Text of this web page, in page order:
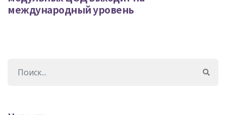
международный уровень